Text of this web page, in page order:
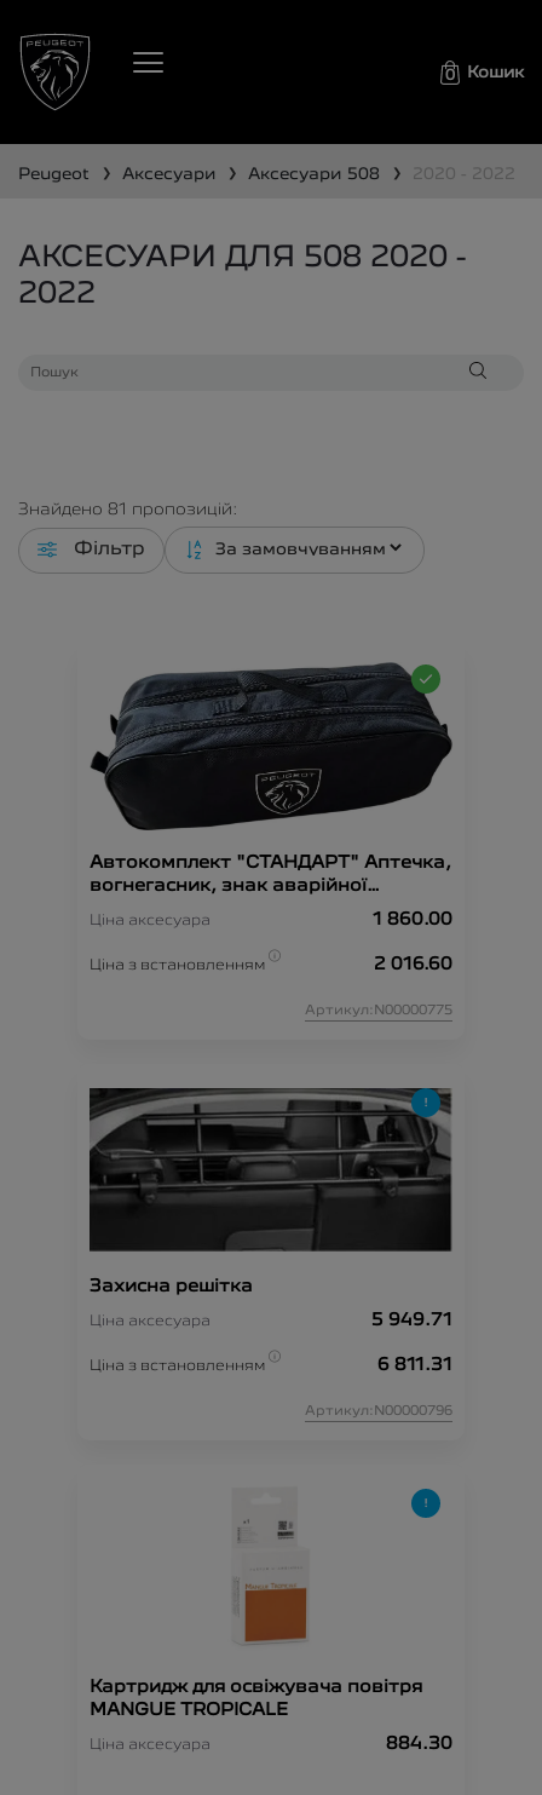
0 Кошик
peugeot ❯ аксесуари ❯ аксесуари 508 ❯ 2020 - 2022
АКСЕСУАРИ ДЛЯ 508 2020 -
2022
Знайдено 81 пропозицій:
Фільтр
Автокомплект "СТАНДАРТ" Аптечка,
вогнегасник, знак аварійної
органайзер, трос-буксир, жилет
безпеки.
Ціна аксесуара 1 860.00
Ціна з встановленням 2 016.60
Артикул:N00000775
Захисна решітка
Ціна аксесуара 5 949.71
Ціна з встановленням 6 811.31
Артикул:N00000796
Картридж для освіжувача повітря
MANGUE TROPICALE
Ціна аксесуара 884.30